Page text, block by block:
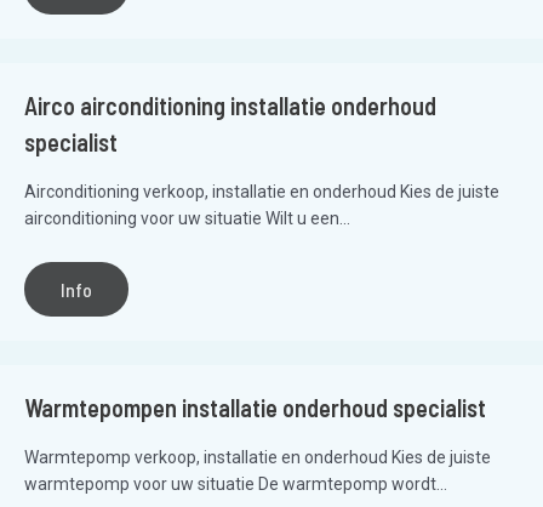
Airco airconditioning installatie onderhoud
specialist
Airconditioning verkoop, installatie en onderhoud Kies de juiste
airconditioning voor uw situatie Wilt u een...
Info
Warmtepompen installatie onderhoud specialist
Warmtepomp verkoop, installatie en onderhoud Kies de juiste
warmtepomp voor uw situatie De warmtepomp wordt...